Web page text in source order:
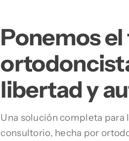
Ponemos el
libertad y
Una solución completa
consultorio, hecha por